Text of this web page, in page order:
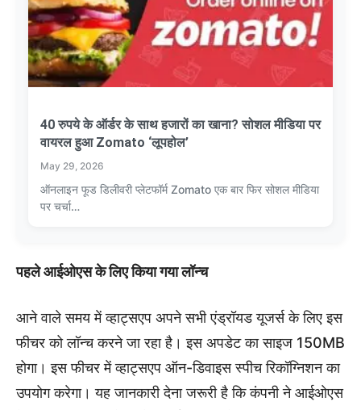
40 रुपये के ऑर्डर के साथ हजारों का खाना? सोशल मीडिया पर
वायरल हुआ Zomato ‘लूपहोल’
May 29, 2026
ऑनलाइन फूड डिलीवरी प्लेटफॉर्म Zomato एक बार फिर सोशल मीडिया
पर चर्चा…
पहले आईओएस के लिए किया गया लॉन्च
आने वाले समय में व्हाट्सएप अपने सभी एंड्रॉयड यूजर्स के लिए इस
फीचर को लॉन्च करने जा रहा है। इस अपडेट का साइज 150MB
होगा। इस फीचर में व्हाट्सएप ऑन-डिवाइस स्पीच रिकॉग्निशन का
उपयोग करेगा। यह जानकारी देना जरूरी है कि कंपनी ने आईओएस